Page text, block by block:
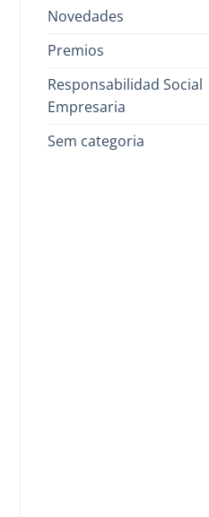
Novedades
Premios
Responsabilidad Social
Empresaria
Sem categoria